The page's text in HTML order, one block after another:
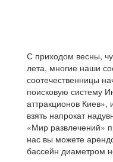
С приходом весны,
лета, многие наши
соотечественницы
поисковую систему
аттракционов
взять напрокат
«Мир развлечений»
нас вы можете
бассейн диаметром